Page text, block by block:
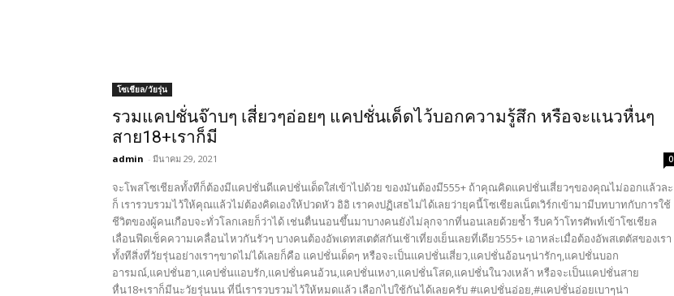
โซเชียล/วัยรุ่น
รวมแคปชั่นจ๊าบๆ เสี่ยวๆอ่อยๆ แคปชั่นเด็ดไว้บอกความรู้สึก หรือจะแนวหื่นๆ
สาย18+เราก็มี
admin - มีนาคม 29, 2021 0
จะโพสโซเชียลทั้งทีก็ต้องมีแคปชั่นดีแคปชั่นเด็ดใส่เข้าไปด้วย ของมันต้องมี555+ ถ้าคุณคิดแคปชั่นเสี่ยวๆของคุณไม่ออกแล้วละ
ก็ เรารวบรวมไว้ให้คุณแล้วไม่ต้องคิดเองให้ปวดหัว อิอิ เราคงปฏิเสธไม่ได้เลยว่ายุคนี้โซเชียลเน็ตเวิร์กเข้ามามีบทบาทกับการใช้
ชีวิตของผู้คนเกือบจะทั่วโลกเลยก็ว่าได้ เช่นตื่นนอนขึ้นมาบางคนยังไม่ลุกจากที่นอนเลยด้วยซ้ำ รีบคว้าโทรศัพท์เข้าโซเชียล
เลื่อนฟีดเช็คความเคลื่อนไหวกันรัวๆ บางคนต้องอัพเดทสเตตัสกันเช้าเที่ยงเย็นเลยที่เดียว555+ เอาหล่ะเมื่อต้องอัพสเตตัสของเรา
ทั้งทีสิ่งที่วัยรุ่นอย่างเราๆขาดไม่ได้เลยก็คือ แคปชั่นเด็ดๆ หรือจะเป็นแคปชั่นเสี่ยว,แคปชั่นอ้อนๆน่ารักๆ,แคปชั่นบอก
อารมณ์,แคปชั่นฮา,แคปชั่นแอบรัก,แคปชั่นคนอ้วน,แคปชั่นเหงา,แคปชั่นโสด,แคปชั่นในวงเหล้า หรือจะเป็นแคปชั่นสาย
หื่น18+เราก็มีนะวัยรุ่นนน ที่นี่เรารวบรวมไว้ให้หมดแล้ว เลือกไปใช้กันได้เลยครับ #แคปชั่นอ่อย,#แคปชั่นอ่อยเบาๆน่า